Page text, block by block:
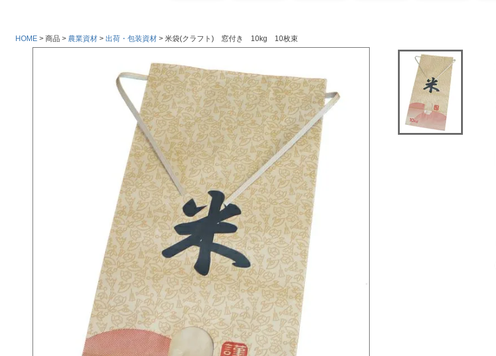
HOME 商品 農業資材 出荷・包装資材 米袋(クラフト) 窓付き 10kg 10枚束